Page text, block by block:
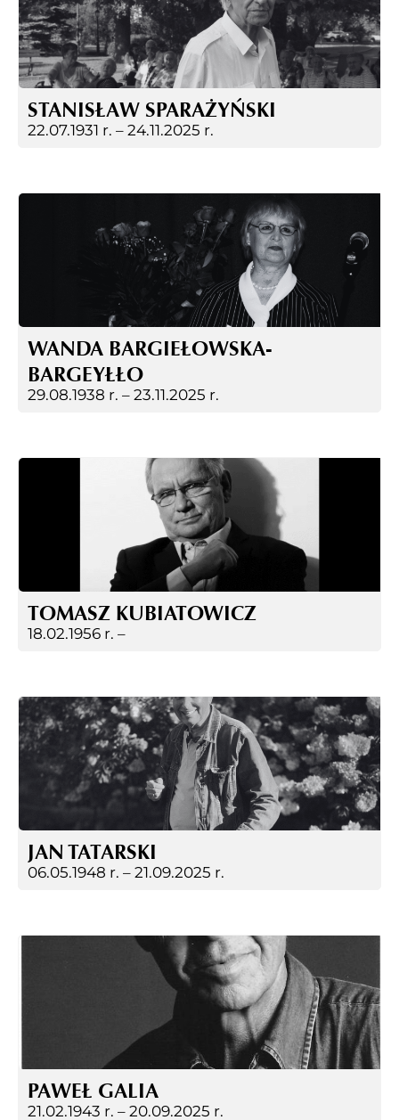
STANISŁAW SPARAŻYŃSKI
22.07.1931 r. – 24.11.2025 r.
WANDA BARGIEŁOWSKA-
BARGEYŁŁO
29.08.1938 r. – 23.11.2025 r.
TOMASZ KUBIATOWICZ
18.02.1956 r. –
JAN TATARSKI
06.05.1948 r. – 21.09.2025 r.
PAWEŁ GALIA
21.02.1943 r. – 20.09.2025 r.